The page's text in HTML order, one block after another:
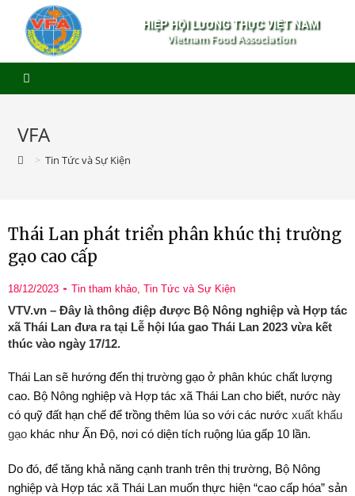
HIỆP HỘI LƯƠNG THỰC VIỆT NAM
Vietnam Food Association
VFA
> Tin Tức và Sự Kiện
Thái Lan phát triển phân khúc thị trường
gạo cao cấp
18/12/2023 Tin tham khảo, Tin Tức và Sự Kiện
VTV.vn – Đây là thông điệp được Bộ Nông nghiệp và Hợp tác
xã Thái Lan đưa ra tại Lễ hội lúa gao Thái Lan 2023 vừa kết
thúc vào ngày 17/12.
Thái Lan sẽ hướng đến thị trường gạo ở phân khúc chất lượng
cao. Bộ Nông nghiệp và Hợp tác xã Thái Lan cho biết, nước này
có quỹ đất hạn chế để trồng thêm lúa so với các nước xuất khẩu
gạo khác như Ấn Độ, nơi có diện tích ruộng lúa gấp 10 lần.
Do đó, để tăng khả năng cạnh tranh trên thị trường, Bộ Nông
nghiệp và Hợp tác xã Thái Lan muốn thực hiện “cao cấp hóa” sản